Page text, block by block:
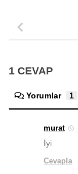
1 CEVAP
Yorumlar 1
murat
İyi
Cevapla